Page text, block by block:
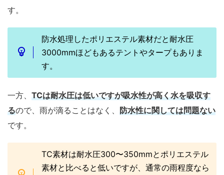
す。
防水処理したポリエステル素材だと耐水圧
3000mmほどもあるテントやタープもありま
す。
一方、 TCは耐水圧は低いですが吸水性が高く水を吸収す
るので、雨が滴ることはなく、 防水性に関しては問題ない
です。
TC素材は耐水圧300〜350mmとポリエステル
素材と比べると低いですが、通常の雨程度なら